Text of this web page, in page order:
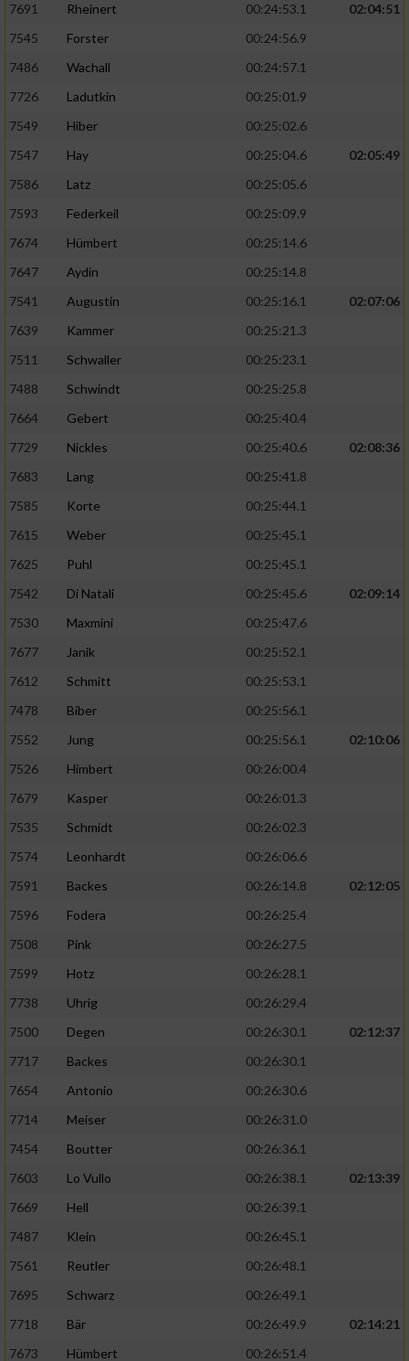
7691
Rheinert 00:24:53.1
02:04:51
7545
Forster
00:24:56.9
7486
Wachall
00:24:57.1
7726
Ladutkin
00:25:01.9
7549
Hiber
00:25:02.6
7547
Hay 00:25:04.6
02:05:49
7586
Latz
00:25:05.6
7593
Federkeil
00:25:09.9
7674
Hümbert
00:25:14.6
7647
Aydin
00:25:14.8
7541
Augustin 00:25:16.1
02:07:06
7639
Kammer
00:25:21.3
7511
Schwaller
00:25:23.1
7488
Schwindt
00:25:25.8
7664
Gebert
00:25:40.4
7729
Nickles 00:25:40.6
02:08:36
7683
Lang
00:25:41.8
7585
Korte
00:25:44.1
7615
Weber
00:25:45.1
7625
Puhl
00:25:45.1
7542
Di Natali 00:25:45.6
02:09:14
7530
Maxmini
00:25:47.6
7677
Janik
00:25:52.1
7612
Schmitt
00:25:53.1
7478
Biber
00:25:56.1
7552
Jung 00:25:56.1
02:10:06
7526
Himbert
00:26:00.4
7679
Kasper
00:26:01.3
7535
Schmidt
00:26:02.3
7574
Leonhardt
00:26:06.6
7591
Backes 00:26:14.8
02:12:05
7596
Fodera
00:26:25.4
7508
Pink
00:26:27.5
7599
Hotz
00:26:28.1
7738
Uhrig
00:26:29.4
7500
Degen 00:26:30.1
02:12:37
7717
Backes
00:26:30.1
7654
Antonio
00:26:30.6
7714
Meiser
00:26:31.0
7454
Boutter
00:26:36.1
7603
Lo Vullo 00:26:38.1
02:13:39
7669
Hell
00:26:39.1
7487
Klein
00:26:45.1
7561
Reutler
00:26:48.1
7695
Schwarz
00:26:49.1
7718
Bär 00:26:49.9
02:14:21
7673
Hümbert
00:26:51.4